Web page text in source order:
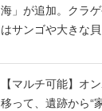
海」が追加。クラ
はサンゴや大きな
【マルチ可能】オ
移って、遺跡から“